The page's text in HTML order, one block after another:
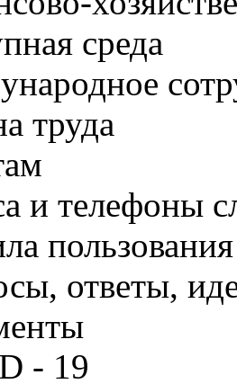
среда
труда
и телефоны
ответы,
- 19